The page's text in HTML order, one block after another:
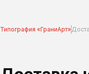
Типография «ГраниАрт»